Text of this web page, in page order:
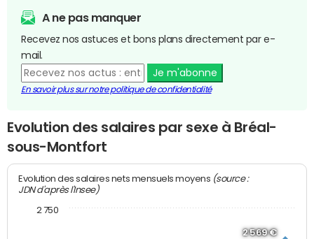
A ne pas manquer
Recevez nos astuces et bons plans directement par e-
mail.
Je m'abonne
En savoir plus sur notre politique de confidentialité
Evolution des salaires par sexe à Bréal-
sous-Montfort
Evolution des salaires nets mensuels moyens (source :
JDN d'après l'Insee)
2 569 €
2 750